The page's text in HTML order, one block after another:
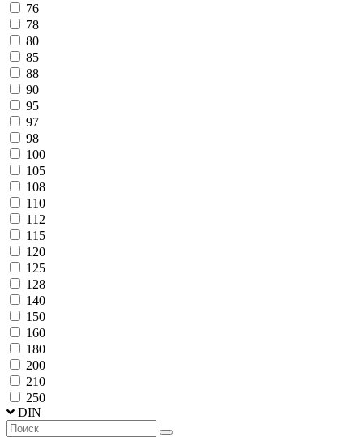
76
78
80
85
88
90
95
97
98
100
105
108
110
112
115
120
125
128
140
150
160
180
200
210
250
DIN